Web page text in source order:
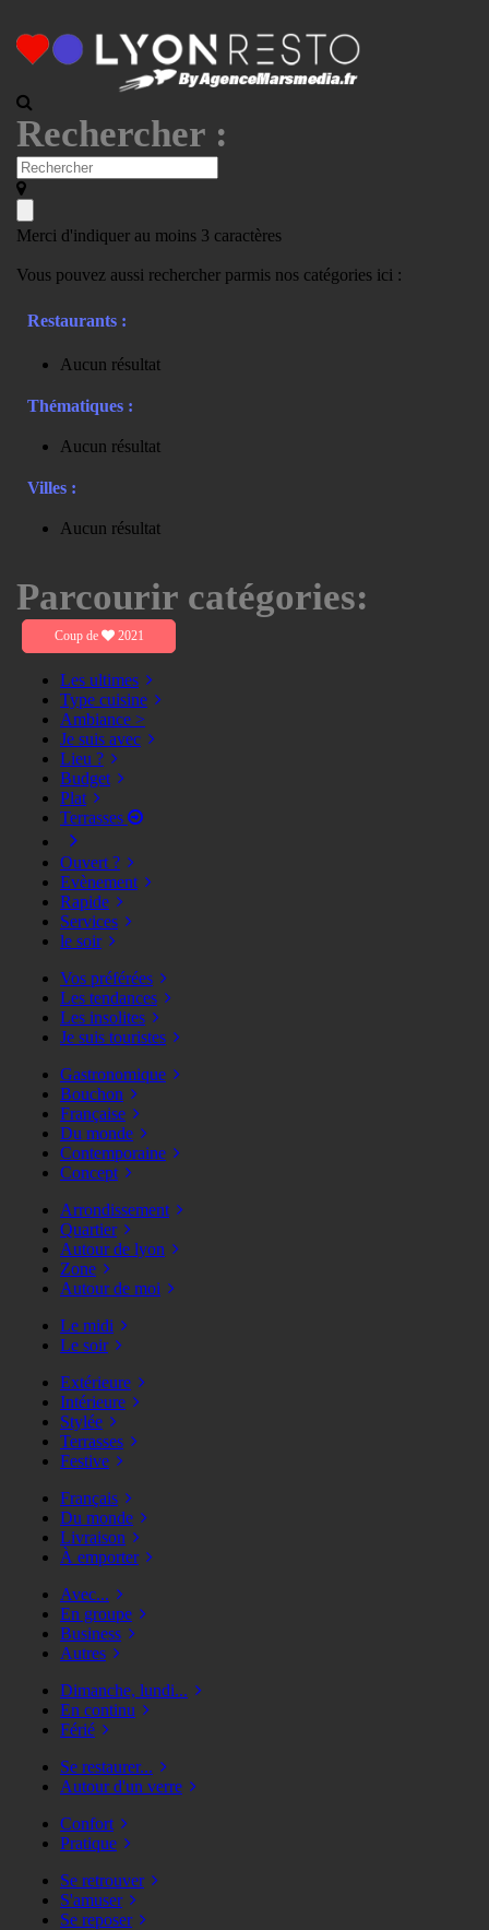
Rechercher :
Merci d'indiquer au moins 3 caractères
Vous pouvez aussi rechercher parmis nos catégories ici :
Restaurants :
Aucun résultat
Thématiques :
Aucun résultat
Villes :
Aucun résultat
Parcourir catégories:
Coup de 2021
Les ultimes
Type cuisine
Ambiance >
Je suis avec
Lieu ?
Budget
Plat
Terrasses
Ouvert ?
Evènement
Rapide
Services
le soir
Vos préférées
Les tendances
Les insolites
Je suis touristes
Gastronomique
Bouchon
Française
Du monde
Contemporaine
Concept
Arrondissement
Quartier
Autour de lyon
Zone
Autour de moi
Le midi
Le soir
Extérieure
Intérieure
Stylée
Terrasses
Festive
Français
Du monde
Livraison
À emporter
Avec...
En groupe
Business
Autres
Dimanche, lundi...
En continu
Férié
Se restaurer...
Autour d'un verre
Confort
Pratique
Se retrouver
S'amuser
Se reposer